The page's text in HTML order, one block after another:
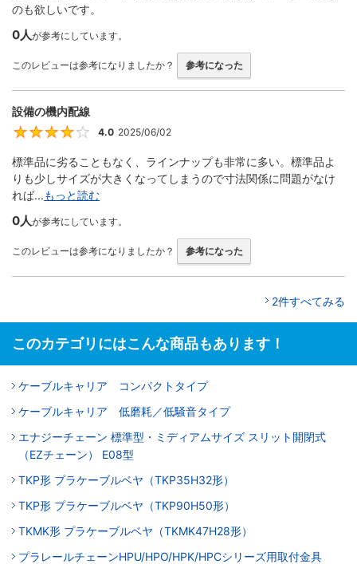
のも欲しいです。
0人が参考にしています。
このレビューは参考になりましたか？ 参考になった
設備の機内配線
4
4.0 2025/06/02
標準品に劣ることもなく、ラインナップも非常に多い。標準品よ
りも少しサイズが大きくなってしまうので寸法関係に問題がなけ
れば...もっと読む
0人が参考にしています。
このレビューは参考になりましたか？ 参考になった
2件すべてみる
このカテゴリにはこんな商品もあります！
ケーブルキャリア コンパクトタイプ
ケーブルキャリア 低磨耗／低騒音タイプ
エナジーチェーン 標準型・ミディアムサイズ スリット開閉式
（EZチェーン） E08型
TKP形 プラケーブルベヤ（TKP35H32形）
TKP形 プラケーブルベヤ（TKP90H50形）
TKMK形 プラケーブルベヤ（TKMK47H28形）
プラレールチェーンHPU/HPO/HPK/HPCシリーズ用取付金具